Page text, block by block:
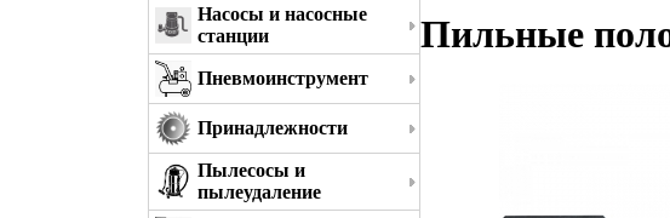
Насосы и насосные
станции
Пневмоинструмент
Принадлежности
Пылесосы и
пылеудаление
Пильные